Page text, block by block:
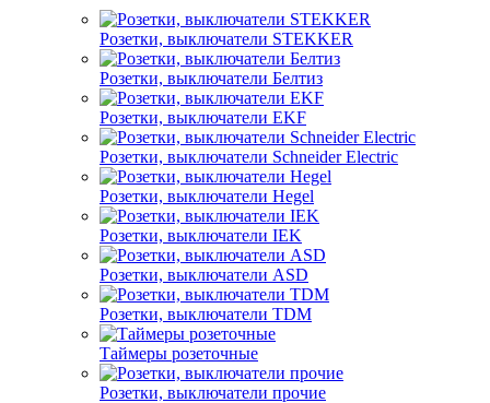
Розетки, выключатели STEKKER
Розетки, выключатели Белтиз
Розетки, выключатели EKF
Розетки, выключатели Schneider Electric
Розетки, выключатели Hegel
Розетки, выключатели IEK
Розетки, выключатели ASD
Розетки, выключатели TDM
Таймеры розеточные
Розетки, выключатели прочие